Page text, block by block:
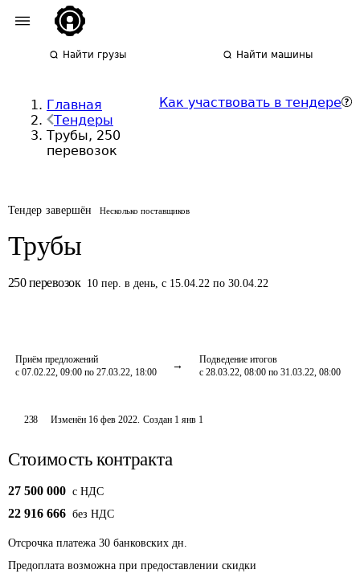
Найти грузы Найти машины
Главная
Тендеры
Трубы, 250
перевозок
Как участвовать в тендере
Тендер завершён Несколько поставщиков
Трубы
250 перевозок 10 пер. в день,с 15.04.22 по 30.04.22
Приём предложений
с 07.02.22, 09:00 по 27.03.22, 18:00
Подведение итогов
с 28.03.22, 08:00 по 31.03.22, 08:00
238 Изменён 16 фев 2022. Создан 1 янв 1
Стоимость контракта
27 500 000 c НДС
22 916 666 без НДС
Отсрочка платежа 30 банковских дн.
Предоплата возможна при предоставлении скидки